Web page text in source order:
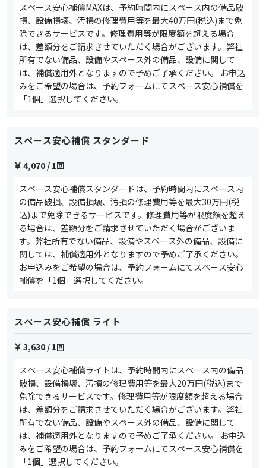
スペース安心補償MAXは、予約時間内にスペース内の備品破
損、設備損壊、汚損の修理費用等を最大40万円(税込)まで免
除できるサービスです。修理費用等が限度額を超える場合
は、差額分をご請求させていただく場合がございます。弊社
所有でない備品、設備やスペース外の備品、設備に関して
は、補償適用外となりますので予めご了承ください。 お申込
みをご希望の場合は、予約フォームにてスペース安心補償を
「1個」選択してください。
スペース安心補償 スタンダード
4,070 / 1回
スペース安心補償スタンダードは、予約時間内にスペース内
の備品破損、設備損壊、汚損の修理費用等を最大30万円(税
込)まで免除できるサービスです。修理費用等が限度額を超え
る場合は、差額分をご請求させていただく場合がございま
す。弊社所有でない備品、設備やスペース外の備品、設備に
関しては、補償適用外となりますので予めご了承ください。
お申込みをご希望の場合は、予約フォームにてスペース安心
補償を「1個」選択してください。
スペース安心補償 ライト
3,630 / 1回
スペース安心補償ライトは、予約時間内にスペース内の備品
破損、設備損壊、汚損の修理費用等を最大20万円(税込)まで
免除できるサービスです。修理費用等が限度額を超える場合
は、差額分をご請求させていただく場合がございます。弊社
所有でない備品、設備やスペース外の備品、設備に関して
は、補償適用外となりますので予めご了承ください。 お申込
みをご希望の場合は、予約フォームにてスペース安心補償を
「1個」選択してください。